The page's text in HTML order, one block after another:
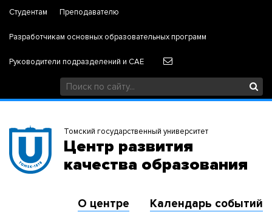
Студентам Преподавателю
Разработчикам основных образовательных программ
Руководители подразделений и САЕ
Томский государственный университет
Центр развития
качества образования
О центре
Календарь событий